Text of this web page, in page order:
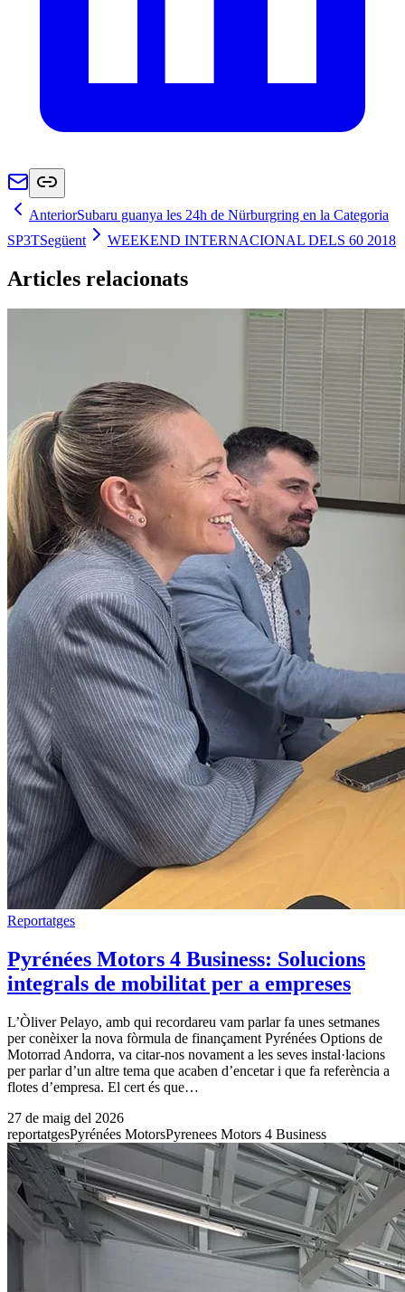
AnteriorSubaru guanya les 24h de Nürburgring en la Categoria
SP3TSegüent WEEKEND INTERNACIONAL DELS 60 2018
Articles relacionats
Reportatges
Pyrénées Motors 4 Business: Solucions
integrals de mobilitat per a empreses
L’Òliver Pelayo, amb qui recordareu vam parlar fa unes setmanes
per conèixer la nova fòrmula de finançament Pyrénées Options de
Motorrad Andorra, va citar-nos novament a les seves instal·lacions
per parlar d’un altre tema que acaben d’encetar i que fa referència a
flotes d’empresa. El cert és que…
27 de maig del 2026
reportatgesPyrénées MotorsPyrenees Motors 4 Business